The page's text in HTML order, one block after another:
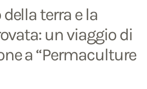
terra e la
un viaggio di
a “Permaculture